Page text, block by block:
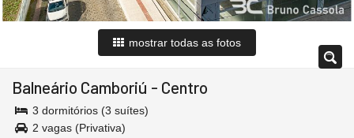
mostrar todas as fotos
Balneário Camboriú - Centro
3 dormitórios (3 suítes)
2 vagas (Privativa)